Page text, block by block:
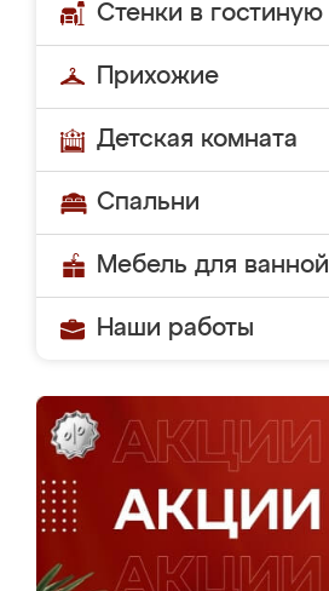
Стенки в гостиную
Прихожие
Детская комната
Спальни
Мебель для ванной
Наши работы